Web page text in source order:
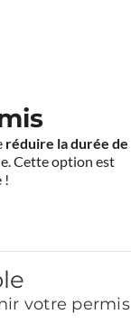
réduire la durée de
Cette option est
!
votre permis